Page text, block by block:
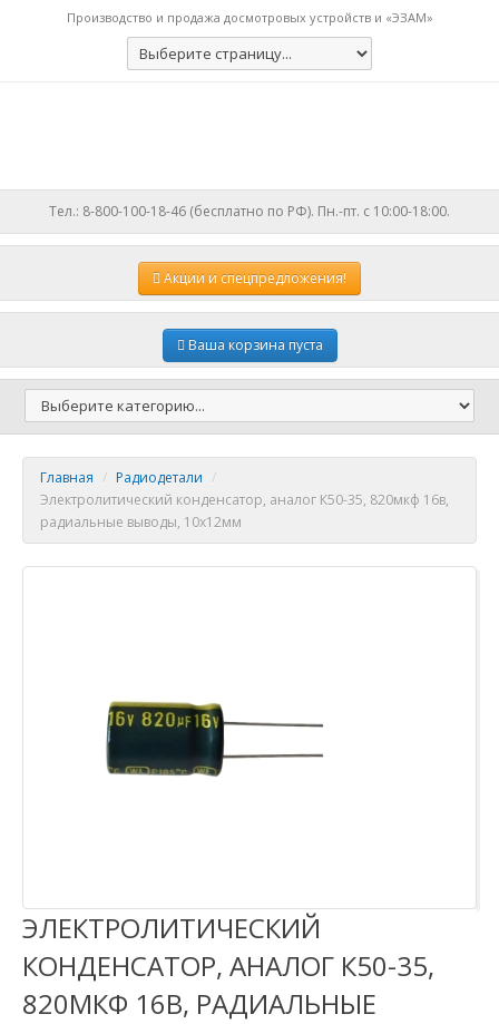
Производство и продажа досмотровых устройств и «ЭЗАМ»
Тел.: 8-800-100-18-46 (бесплатно по РФ). Пн.-пт. с 10:00-18:00.
Акциии спецпредложения!
Ваша корзина пуста
Главная / Радиодетали /
Электролитический конденсатор, аналог К50-35, 820мкф 16в,
радиальные выводы, 10х12мм
ЭЛЕКТРОЛИТИЧЕСКИЙ
КОНДЕНСАТОР, АНАЛОГ К50-35,
820МКФ 16В, РАДИАЛЬНЫЕ